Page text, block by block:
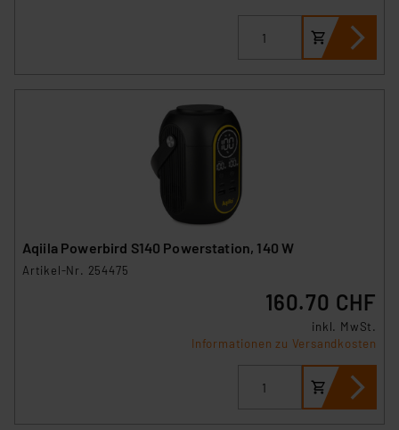
Aqiila Powerbird S140 Powerstation, 140 W
Artikel-Nr. 254475
160.70 CHF
inkl. MwSt.
Informationen zu Versandkosten